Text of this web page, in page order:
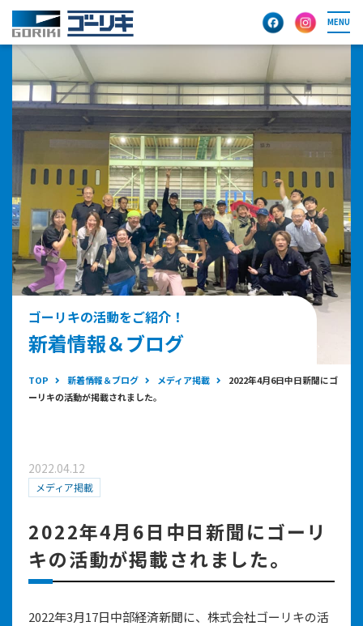
MENU
ゴーリキの活動をご紹介！
新着情報＆ブログ
TOP 新着情報＆ブログ メディア掲載
2022年4月6日中日新聞にゴ
ーリキの活動が掲載されました。
2022.04.12
メディア掲載
2022年4月6日中日新聞にゴーリ
キの活動が掲載されました。
2022年3月17日中部経済新聞に、株式会社ゴーリキの活